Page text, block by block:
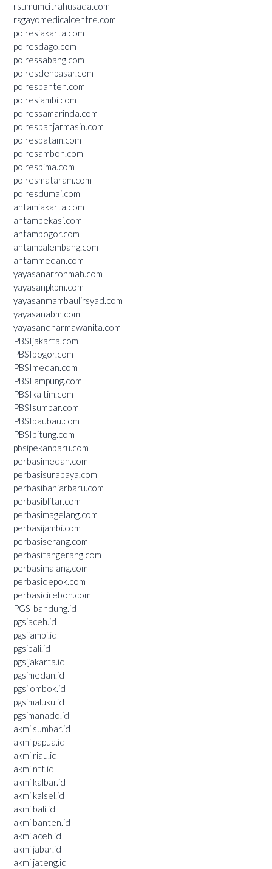
rsumumcitrahusada.com
rsgayomedicalcentre.com
polresjakarta.com
polresdago.com
polressabang.com
polresdenpasar.com
polresbanten.com
polresjambi.com
polressamarinda.com
polresbanjarmasin.com
polresbatam.com
polresambon.com
polresbima.com
polresmataram.com
polresdumai.com
antamjakarta.com
antambekasi.com
antambogor.com
antampalembang.com
antammedan.com
yayasanarrohmah.com
yayasanpkbm.com
yayasanmambaulirsyad.com
yayasanabm.com
yayasandharmawanita.com
PBSIjakarta.com
PBSIbogor.com
PBSImedan.com
PBSIlampung.com
PBSIkaltim.com
PBSIsumbar.com
PBSIbaubau.com
PBSIbitung.com
pbsipekanbaru.com
perbasimedan.com
perbasisurabaya.com
perbasibanjarbaru.com
perbasiblitar.com
perbasimagelang.com
perbasijambi.com
perbasiserang.com
perbasitangerang.com
perbasimalang.com
perbasidepok.com
perbasicirebon.com
PGSIbandung.id
pgsiaceh.id
pgsijambi.id
pgsibali.id
pgsijakarta.id
pgsimedan.id
pgsilombok.id
pgsimaluku.id
pgsimanado.id
akmilsumbar.id
akmilpapua.id
akmilriau.id
akmilntt.id
akmilkalbar.id
akmilkalsel.id
akmilbali.id
akmilbanten.id
akmilaceh.id
akmiljabar.id
akmiljateng.id